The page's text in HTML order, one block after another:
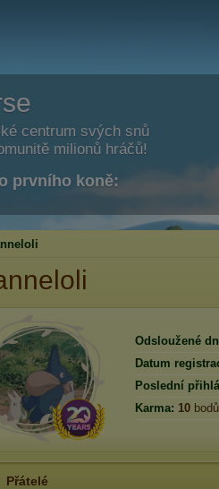
centrum svých snů
milionů hráčů!
prvního koně:
Odsloužené
Datum
Poslední
Karma: 10 bodů
Přátelé